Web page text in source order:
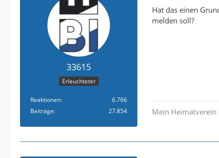
33615
Erleuchteter
Reaktionen
6.766
Beiträge
27.854
Hat das einen
melden soll?
Mein Heimatverein